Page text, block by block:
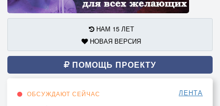
НАМ 15 ЛЕТ
НОВАЯ ВЕРСИЯ
ПОМОЩЬ ПРОЕКТУ
ОБСУЖДАЮТ СЕЙЧАС ЛЕНТА